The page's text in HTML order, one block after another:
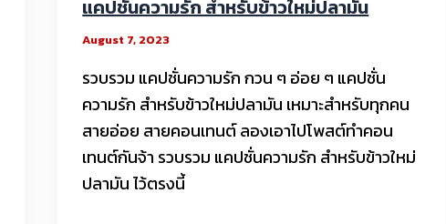
แคปชั่นความรัก สำหรับข้าวใหม่ปลามัน
August 7, 2023
รวบรวม แคปชั่นความรัก กวน ๆ อ่อย ๆ แคปชั่น
ความรัก สำหรับข้าวใหม่ปลามัน เหมาะสำหรับทุกคน
สายอ่อย สายคอนเทนต์ ลองเอาไปโพสต์ทำคอน
เทนต์กันจ้า รวบรวม แคปชั่นความรัก สำหรับข้าวใหม่
ปลามัน ไว้ตรงนี้